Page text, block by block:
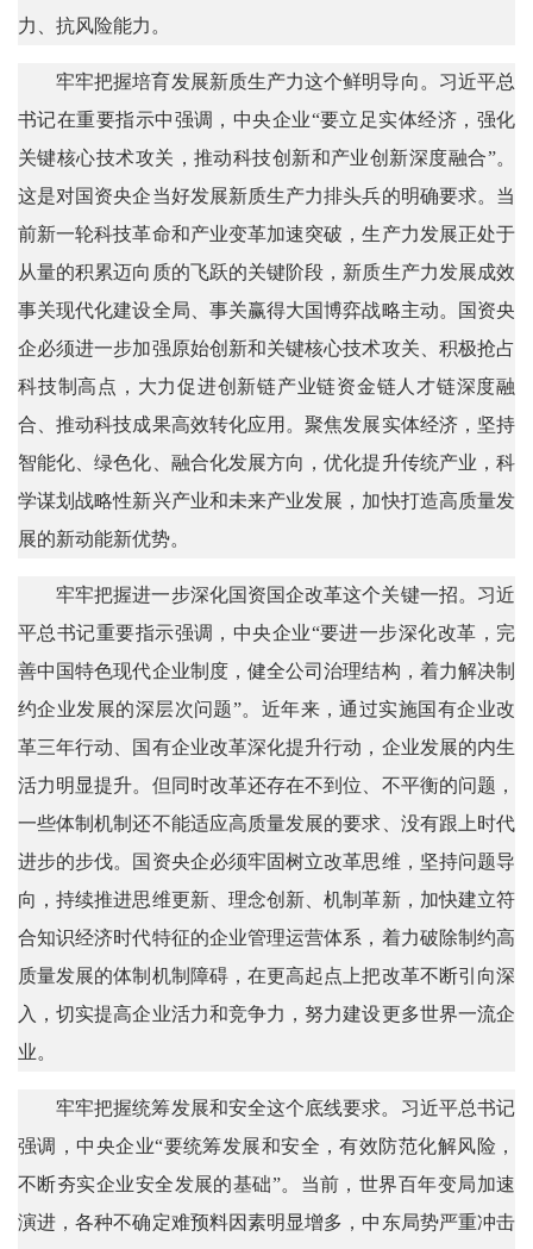
力、抗风险能力。
牢牢把握培育发展新质生产力这个鲜明导向。习近平总
书记在重要指示中强调，中央企业“要立足实体经济，强化
关键核心技术攻关，推动科技创新和产业创新深度融合”。
这是对国资央企当好发展新质生产力排头兵的明确要求。当
前新一轮科技革命和产业变革加速突破，生产力发展正处于
从量的积累迈向质的飞跃的关键阶段，新质生产力发展成效
事关现代化建设全局、事关赢得大国博弈战略主动。国资央
企必须进一步加强原始创新和关键核心技术攻关、积极抢占
科技制高点，大力促进创新链产业链资金链人才链深度融
合、推动科技成果高效转化应用。聚焦发展实体经济，坚持
智能化、绿色化、融合化发展方向，优化提升传统产业，科
学谋划战略性新兴产业和未来产业发展，加快打造高质量发
展的新动能新优势。
牢牢把握进一步深化国资国企改革这个关键一招。习近
平总书记重要指示强调，中央企业“要进一步深化改革，完
善中国特色现代企业制度，健全公司治理结构，着力解决制
约企业发展的深层次问题”。近年来，通过实施国有企业改
革三年行动、国有企业改革深化提升行动，企业发展的内生
活力明显提升。但同时改革还存在不到位、不平衡的问题，
一些体制机制还不能适应高质量发展的要求、没有跟上时代
进步的步伐。国资央企必须牢固树立改革思维，坚持问题导
向，持续推进思维更新、理念创新、机制革新，加快建立符
合知识经济时代特征的企业管理运营体系，着力破除制约高
质量发展的体制机制障碍，在更高起点上把改革不断引向深
入，切实提高企业活力和竞争力，努力建设更多世界一流企
业。
牢牢把握统筹发展和安全这个底线要求。习近平总书记
强调，中央企业“要统筹发展和安全，有效防范化解风险，
不断夯实企业安全发展的基础”。当前，世界百年变局加速
演进，各种不确定难预料因素明显增多，中东局势严重冲击